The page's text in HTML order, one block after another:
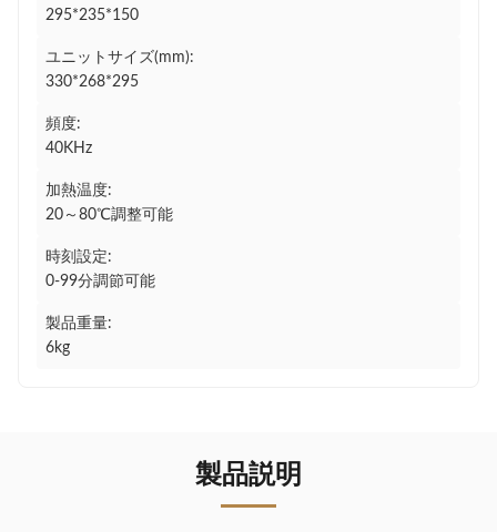
295*235*150
ユニットサイズ(mm):
330*268*295
頻度:
40KHz
加熱温度:
20～80℃調整可能
時刻設定:
0-99分調節可能
製品重量:
6kg
製品説明